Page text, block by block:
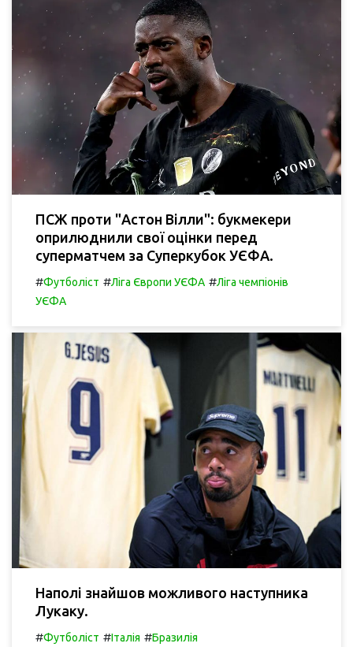
ПСЖ проти "Астон Вілли": букмекери
оприлюднили свої оцінки перед
суперматчем за Суперкубок УЄФА.
#Футболіст #Ліга Європи УЄФА #Ліга чемпіонів
УЄФА
Наполі знайшов можливого наступника
Лукаку.
#Футболіст #Італія #Бразилія